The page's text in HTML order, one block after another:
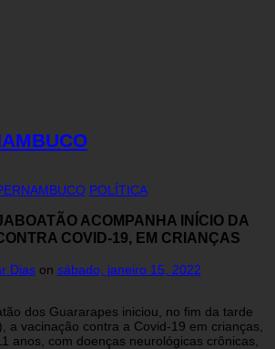
POLÍTICA
ACOMPANHA INÍCIO DA
COVID-19, EM CRIANÇAS
Dias on sábado, janeiro 15, 2022
dos Guararapes iniciou, no fim da tarde
a vacinação contra a Covid-19 em crianças,
anos, com doenças neurológicas crônicas,